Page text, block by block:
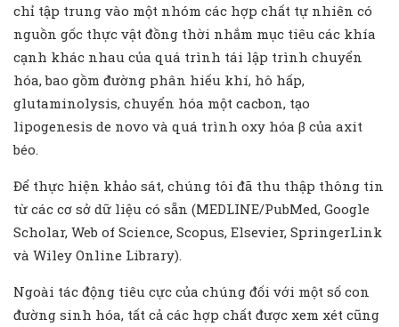
chỉ tập trung vào một nhóm các hợp chất tự nhiên có
nguồn gốc thực vật đồng thời nhắm mục tiêu các khía
cạnh khác nhau của quá trình tái lập trình chuyển
hóa, bao gồm đường phân hiếu khí, hô hấp,
glutaminolysis, chuyển hóa một cacbon, tạo
lipogenesis de novo và quá trình oxy hóa β của axit
béo.
Để thực hiện khảo sát, chúng tôi đã thu thập thông tin
từ các cơ sở dữ liệu có sẵn (MEDLINE/PubMed, Google
Scholar, Web of Science, Scopus, Elsevier, SpringerLink
và Wiley Online Library).
Ngoài tác động tiêu cực của chúng đối với một số con
đường sinh hóa, tất cả các hợp chất được xem xét cũng